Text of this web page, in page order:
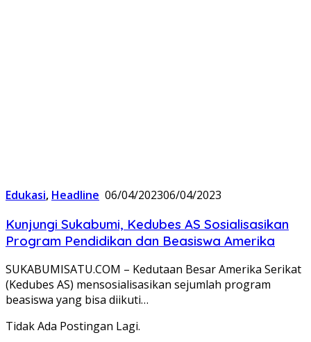
Edukasi, Headline 06/04/202306/04/2023
Kunjungi Sukabumi, Kedubes AS Sosialisasikan
Program Pendidikan dan Beasiswa Amerika
SUKABUMISATU.COM – Kedutaan Besar Amerika Serikat
(Kedubes AS) mensosialisasikan sejumlah program
beasiswa yang bisa diikuti…
Tidak Ada Postingan Lagi.